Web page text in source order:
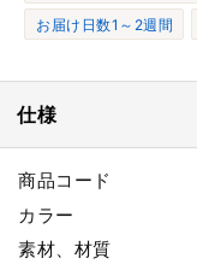
お届け日数1～2週間
仕様
商品コード
カラー
素材、材質